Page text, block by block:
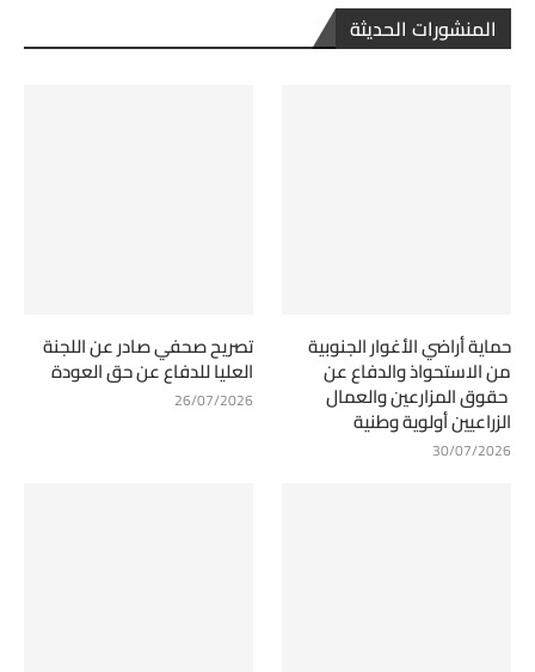
المنشورات الحديثة
حماية أراضي الأغوار الجنوبية
من الاستحواذ والدفاع عن
حقوق المزارعين والعمال
الزراعيين أولوية وطنية
30/07/2026
تصريح صحفي صادر عن اللجنة
العليا للدفاع عن حق العودة
26/07/2026